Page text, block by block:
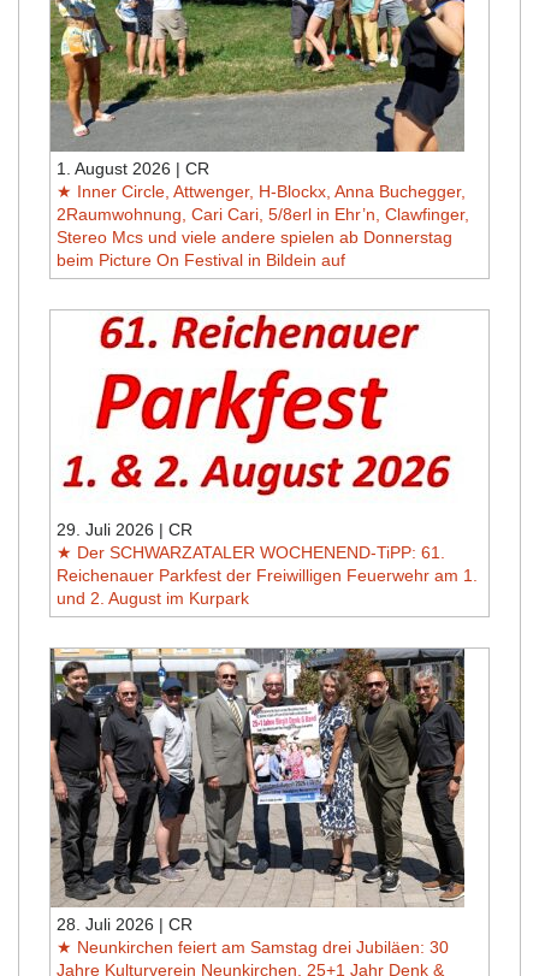
1. August 2026 | CR
Inner Circle, Attwenger, H-Blockx, Anna Buchegger,
2Raumwohnung, Cari Cari, 5/8erl in Ehr’n, Clawfinger,
Stereo Mcs und viele andere spielen ab Donnerstag
beim Picture On Festival in Bildein auf
29. Juli 2026 | CR
Der SCHWARZATALER WOCHENEND-TiPP: 61.
Reichenauer Parkfest der Freiwilligen Feuerwehr am 1.
und 2. August im Kurpark
28. Juli 2026 | CR
Neunkirchen feiert am Samstag drei Jubiläen: 30
Jahre Kulturverein Neunkirchen, 25+1 Jahr Denk &